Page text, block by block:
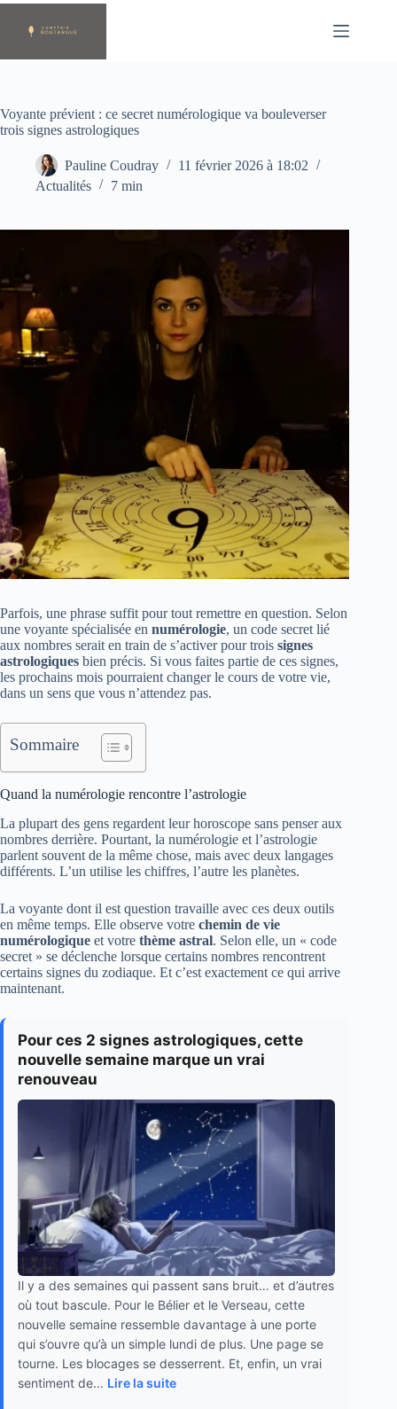
Passer
contenu
Voyante prévient : ce secret numérologique va bouleverser
trois signes astrologiques
Pauline Coudray
11 février 2026 à 18:02
Actualités
7 min
Parfois, une phrase suffit pour tout remettre en question. Selon
une voyante spécialisée en numérologie, un code secret lié
aux nombres serait en train de s’activer pour trois signes
astrologiques bien précis. Si vous faites partie de ces signes,
les prochains mois pourraient changer le cours de votre vie,
dans un sens que vous n’attendez pas.
Sommaire
Quand la numérologie rencontre l’astrologie
La plupart des gens regardent leur horoscope sans penser aux
nombres derrière. Pourtant, la numérologie et l’astrologie
parlent souvent de la même chose, mais avec deux langages
différents. L’un utilise les chiffres, l’autre les planètes.
La voyante dont il est question travaille avec ces deux outils
en même temps. Elle observe votre chemin de vie
numérologique et votre thème astral. Selon elle, un « code
secret » se déclenche lorsque certains nombres rencontrent
certains signes du zodiaque. Et c’est exactement ce qui arrive
maintenant.
Pour ces 2 signes astrologiques, cette
nouvelle semaine marque un vrai
renouveau
Il y a des semaines qui passent sans bruit… et d’autres
où tout bascule. Pour le Bélier et le Verseau, cette
nouvelle semaine ressemble davantage à une porte
qui s’ouvre qu’à un simple lundi de plus. Une page se
tourne. Les blocages se desserrent. Et, enfin, un vrai
sentiment de... Lire la suite